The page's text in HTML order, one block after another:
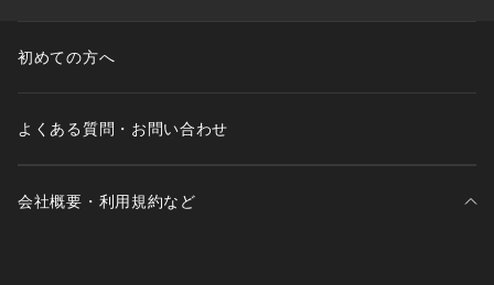
初めての方へ
よくある質問・お問い合わせ
会社概要・利用規約など